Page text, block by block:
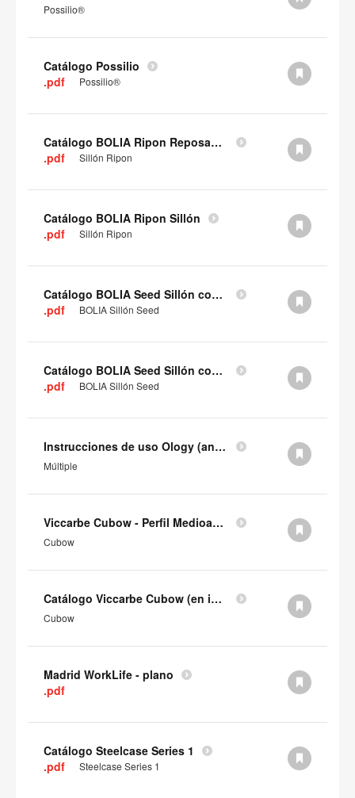
Possilio®
Catálogo Possilio
.pdf
Possilio®
Catálogo BOLIA Ripon Reposapiés
.pdf
Sillón Ripon
Catálogo BOLIA Ripon Sillón
.pdf
Sillón Ripon
Catálogo BOLIA Seed Sillón con patas de madera
.pdf
BOLIA Sillón Seed
Catálogo BOLIA Seed Sillón con base de 4 puntas
.pdf
BOLIA Sillón Seed
Instrucciones de uso Ology (antes de 2025)
Múltiple
Viccarbe Cubow - Perfil Medioambiental del Producto (en inglés)
Cubow
Catálogo Viccarbe Cubow (en inglés)
Cubow
Madrid WorkLife - plano
.pdf
Catálogo Steelcase Series 1
.pdf
Steelcase Series 1